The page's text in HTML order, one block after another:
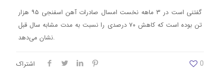
گفتنی است در ۳ ماهه نخست امسال صادرات آهن اسفنجی ۹۵ هزار
تن بوده است که کاهش ۷۰ درصدی را نسبت به مدت مشابه سال قبل
نشان می‌دهد.
0